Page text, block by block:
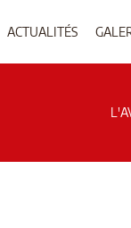
ACTUALITÉS